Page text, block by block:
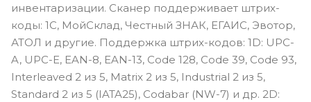
инвентаризации. Сканер поддерживает штрих-
коды: 1С, МойСклад, Честный ЗНАК, ЕГАИС, Эвотор,
АТОЛ и другие. Поддержка штрих-кодов: 1D: UPC-
A, UPC-E, EAN-8, EAN-13, Code 128, Code 39, Code 93,
Interleaved 2 из 5, Matrix 2 из 5, Industrial 2 из 5,
Standard 2 из 5 (IATA25), Codabar (NW-7) и др. 2D: